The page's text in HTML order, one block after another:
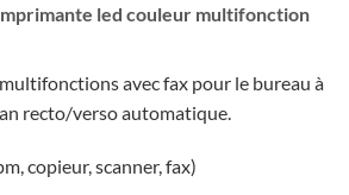
led couleur multifonction
avec fax pour le bureau à
recto/verso automatique.
copieur, scanner, fax)